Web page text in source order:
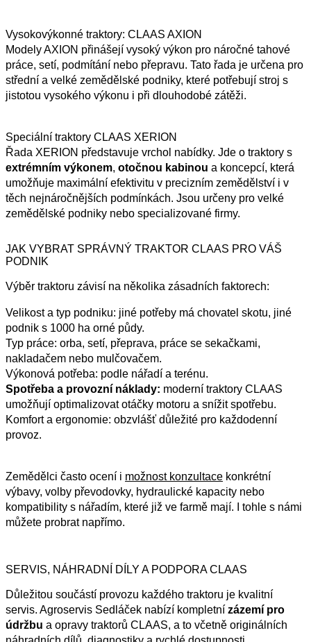
Vysokovýkonné traktory: CLAAS AXION
Modely AXION přinášejí vysoký výkon pro náročné tahové
práce, setí, podmítání nebo přepravu. Tato řada je určena pro
střední a velké zemědělské podniky, které potřebují stroj s
jistotou vysokého výkonu i při dlouhodobé zátěži.
Speciální traktory CLAAS XERION
Řada XERION představuje vrchol nabídky. Jde o traktory s
extrémním výkonem, otočnou kabinou a koncepcí, která
umožňuje maximální efektivitu v precizním zemědělství i v
těch nejnáročnějších podmínkách. Jsou určeny pro velké
zemědělské podniky nebo specializované firmy.
JAK VYBRAT SPRÁVNÝ TRAKTOR CLAAS PRO VÁŠ
PODNIK
Výběr traktoru závisí na několika zásadních faktorech:
Velikost a typ podniku: jiné potřeby má chovatel skotu, jiné
podnik s 1000 ha orné půdy.
Typ práce: orba, setí, přeprava, práce se sekačkami,
nakladačem nebo mulčovačem.
Výkonová potřeba: podle nářadí a terénu.
Spotřeba a provozní náklady: moderní traktory CLAAS
umožňují optimalizovat otáčky motoru a snížit spotřebu.
Komfort a ergonomie: obzvlášť důležité pro každodenní
provoz.
Zemědělci často ocení i možnost konzultace konkrétní
výbavy, volby převodovky, hydraulické kapacity nebo
kompatibility s nářadím, které již ve farmě mají. I tohle s námi
můžete probrat napřímo.
SERVIS, NÁHRADNÍ DÍLY A PODPORA CLAAS
Důležitou součástí provozu každého traktoru je kvalitní
servis. Agroservis Sedláček nabízí kompletní zázemí pro
údržbu a opravy traktorů CLAAS, a to včetně originálních